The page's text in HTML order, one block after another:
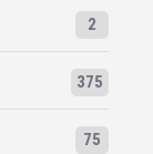
2
375
75